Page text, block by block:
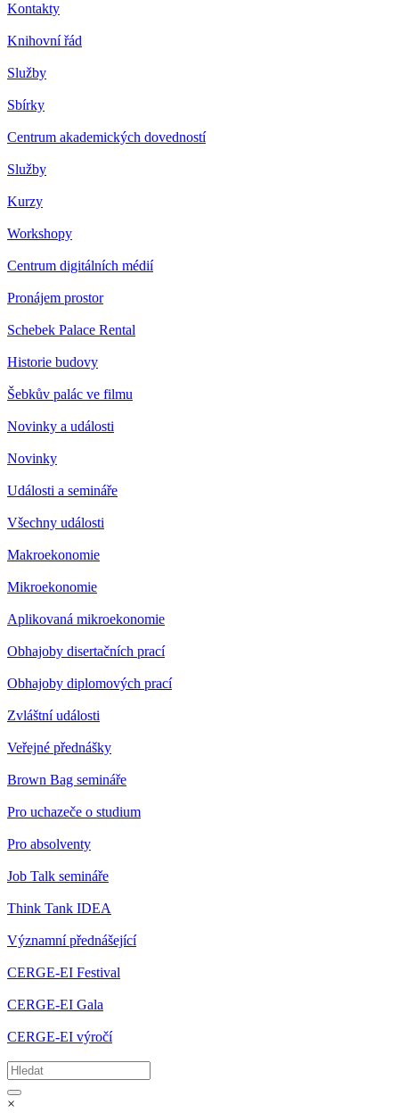
Kontakty
Knihovní řád
Služby
Sbírky
Centrum akademických dovedností
Služby
Kurzy
Workshopy
Centrum digitálních médií
Pronájem prostor
Schebek Palace Rental
Historie budovy
Šebkův palác ve filmu
Novinky a události
Novinky
Události a semináře
Všechny události
Makroekonomie
Mikroekonomie
Aplikovaná mikroekonomie
Obhajoby disertačních prací
Obhajoby diplomových prací
Zvláštní události
Veřejné přednášky
Brown Bag semináře
Pro uchazeče o studium
Pro absolventy
Job Talk semináře
Think Tank IDEA
Významní přednášející
CERGE-EI Festival
CERGE-EI Gala
CERGE-EI výročí
×